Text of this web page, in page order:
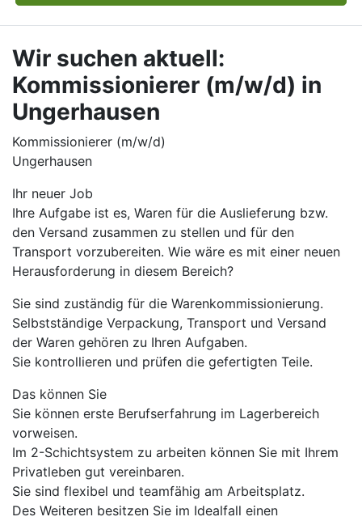
Wir suchen aktuell:
Kommissionierer (m/w/d) in
Ungerhausen
Kommissionierer (m/w/d)
Ungerhausen
Ihr neuer Job​
Ihre Aufgabe ist es, Waren für die Auslieferung bzw.
den Versand zusammen zu stellen und für den
Transport vorzubereiten. Wie wäre es mit einer neuen
Herausforderung in diesem Bereich?
Sie sind zuständig für die Warenkommissionierung.
Selbstständige Verpackung, Transport und Versand
der Waren gehören zu Ihren Aufgaben.
Sie kontrollieren und prüfen die gefertigten Teile.
Das können Sie
Sie können erste Berufserfahrung im Lagerbereich
vorweisen.
Im 2-Schichtsystem zu arbeiten können Sie mit Ihrem
Privatleben gut vereinbaren.
Sie sind flexibel und teamfähig am Arbeitsplatz.
Des Weiteren besitzen Sie im Idealfall einen